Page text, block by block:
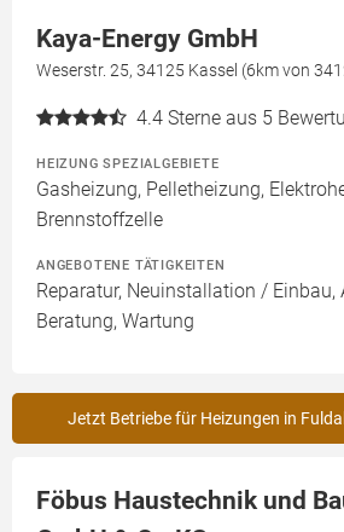
Kaya-Energy GmbH
Weserstr. 25, 34125 Kassel (6km von
4.4 Sterne aus 5
HEIZUNG SPEZIALGEBIETE
Gasheizung, Pelletheizung,
Brennstoffzelle
ANGEBOTENE TÄTIGKEITEN
Reparatur, Neuinstallation / Einbau,
Beratung, Wartung
Jetzt Betriebe für Heizungen in
Föbus Haustechnik und